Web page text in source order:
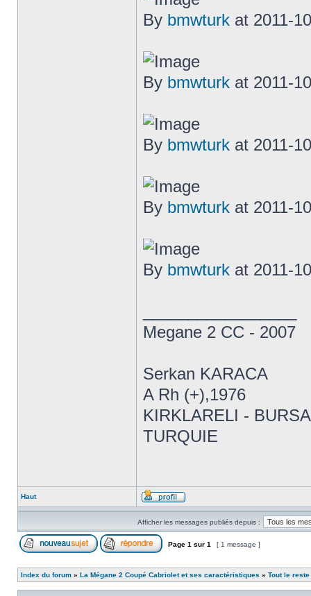
By bmwturk at 2011-
By bmwturk at 2011-
By bmwturk at 2011-
By bmwturk at 2011-
By bmwturk at 2011-
Megane 2 CC - 2007
Serkan KARACA
A Rh (+),1976
KIRKLARELI - BURSA
TURQUIE
Haut
Afficher les messages publiés depuis :
Page 1 sur 1 [ 1 message ]
Index du forum » La Mégane 2 Coupé Cabriolet et ses caractéristiques » Tout le reste